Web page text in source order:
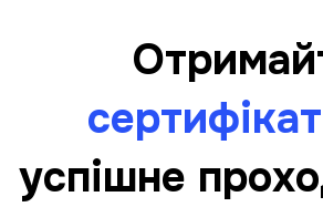
сертифікат
успішне